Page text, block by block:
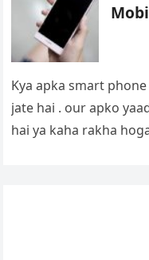
Kya apka smart
jate hai . our apko
hai ya kaha rakha